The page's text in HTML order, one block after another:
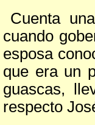
Cuenta
cuando
esposa
que era un
guascas,
respecto